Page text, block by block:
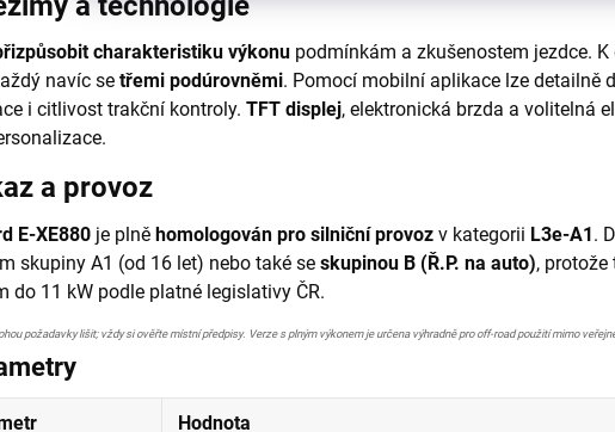
charakteristiku výkonu podmínkám a zkušenostem jezdce.
navíc se třemi podúrovněmi. Pomocí mobilní aplikace lze detailně
i citlivost trakční kontroly. TFT displej, elektronická brzda a volitelná
a provoz
E-XE880 je plně homologován pro silniční provoz v kategorii L3e-A1.
skupiny A1 (od 16 let) nebo také se skupinou B (Ř.P. na auto),
do 11 kW podle platné legislativy ČR.
požadavky lišit; vždy si ověřte místní předpisy. Verze s plným výkonem je určena výhradně pro off-road použití mimo
Hodnota